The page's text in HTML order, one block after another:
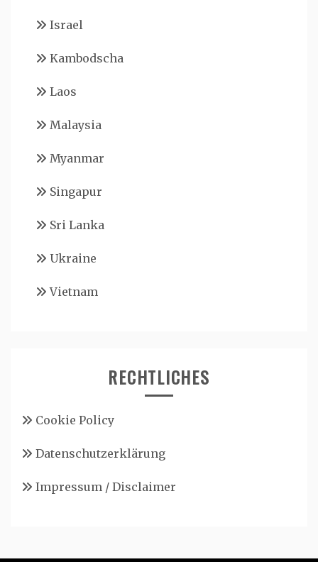
Israel
Kambodscha
Laos
Malaysia
Myanmar
Singapur
Sri Lanka
Ukraine
Vietnam
RECHTLICHES
Cookie Policy
Datenschutzerklärung
Impressum / Disclaimer